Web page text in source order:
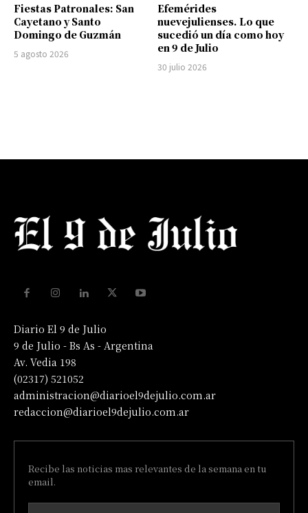
Fiestas Patronales: San
Cayetano y Santo
Domingo de Guzmán
5 agosto 2026
Efemérides
nuevejulienses. Lo que
sucedió un día como hoy
en 9 de Julio
30 julio 2026
Diario El 9 de Julio
9 de Julio - Bs As - Argentina
Av. Vedia 198
(02317) 521052
administracion@diarioel9dejulio.com.ar
redaccion@diarioel9dejulio.com.ar
Recibe las noticias mas relevantes de la semana en tu
email.